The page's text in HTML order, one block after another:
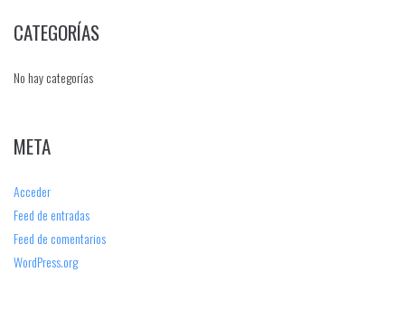
CATEGORÍAS
No hay categorías
META
Acceder
Feed de entradas
Feed de comentarios
WordPress.org